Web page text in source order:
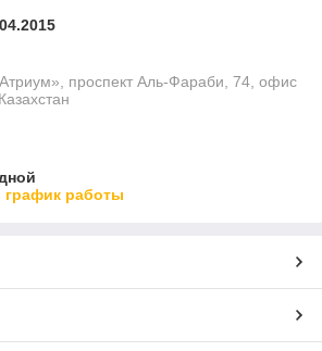
проспект Аль-Фараби, 74, офис
график работы